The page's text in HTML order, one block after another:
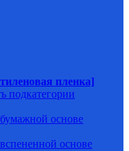
пленка]
подкатегории
основе
основе